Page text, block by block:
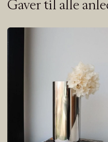
Gaver til alle